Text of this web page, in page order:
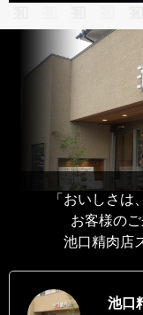
「おいしさは
お客様の
池口精肉店
池口